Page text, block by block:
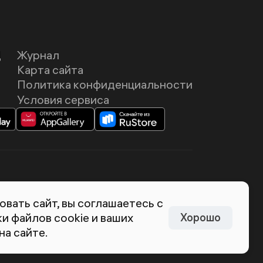
сайт, вы соглашаетесь с
файлов cookie и ваших
сайте.
Хорошо
Журнал
Карта сайта
Политика конфиденциальности
Условия сервиса
Лебедева